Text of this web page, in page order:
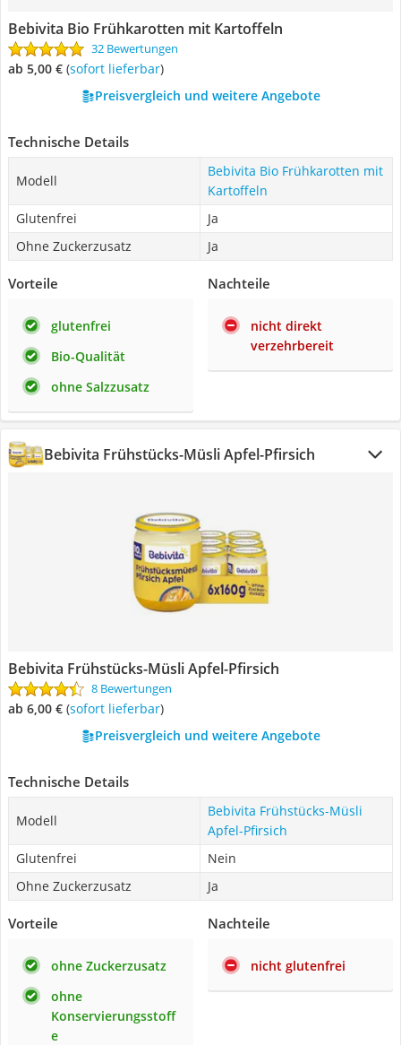
Bebivita Bio Frühkarotten mit Kartoffeln
32 Bewertungen
ab 5,00 € ( Sofort lieferbar)
Preisvergleich und weitere Angebote
Technische Details
Modell
Bebivita Bio Frühkarotten mit
Kartoffeln
Glutenfrei
Ja
Ohne Zuckerzusatz
Ja
Vorteile
glutenfrei
Bio-Qualität
ohne Salzzusatz
Nachteile
nicht direkt
verzehrbereit
Bebivita Frühstücks-Müsli Apfel-Pfirsich
Bebivita Frühstücks-Müsli Apfel-Pfirsich
8 Bewertungen
ab 6,00 € ( Sofort lieferbar)
Preisvergleich und weitere Angebote
Technische Details
Modell
Bebivita Frühstücks-Müsli
Apfel-Pfirsich
Glutenfrei
Nein
Ohne Zuckerzusatz
Ja
Vorteile
ohne Zuckerzusatz
ohne
Konservierungsstoff
e
Nachteile
nicht glutenfrei